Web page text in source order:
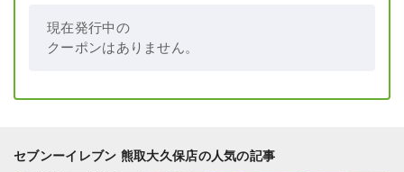
現在発行中の
クーポンはありません。
セブンーイレブン 熊取大久保店の人気の記事